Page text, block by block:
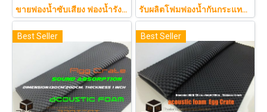
ขายฟองน้ำซับเสียง ฟองน้ำรังไข่ แผ่นซับเสียงห้อง ราคาถูกฟองน้ำรังไข่ แผ่นซับเสียงรังไข่ แผ่นซับเสียงรังไข่ Acoustic foam สีเ รับผลิตโฟมฟองน้ำกันกระแทกรับออกแบบบรรจุภัณฑ์โมเดล art toy ต่างๆ
Best Seller Best Seller